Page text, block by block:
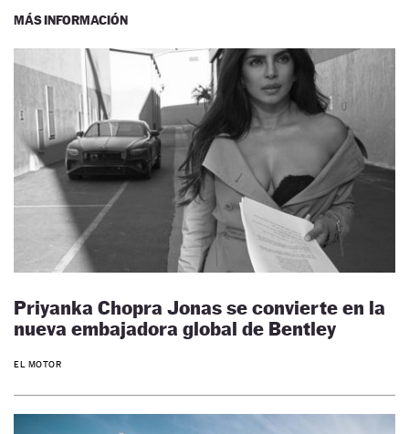
MÁS INFORMACIÓN
Priyanka Chopra Jonas se convierte en la
nueva embajadora global de Bentley
EL MOTOR